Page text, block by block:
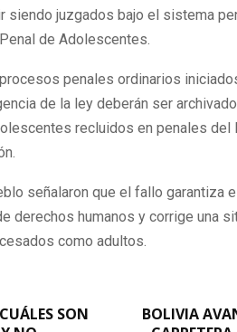
siendo juzgados bajo el sistema
de Adolescentes.
penales ordinarios
de la ley deberán ser
recluidos en penales del
señalaron que el fallo garantiza
derechos humanos y corrige una
como adultos.
SON
BOLIVIA